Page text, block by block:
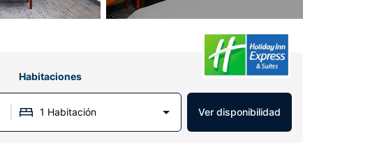
Habitaciones
1 Habitación Ver disponibilidad